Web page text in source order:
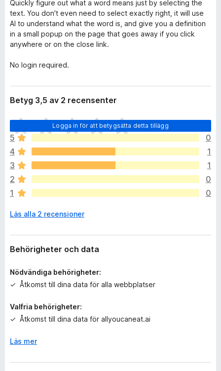
Quickly figure out what a word means just by selecting the
text. You don't even need to select exactly right, it will use
AI to understand what the word is, and give you a definition
in a small popup on the page that goes away if you click
anywhere or on the close link.
No login required.
Betyg 3,5 av 2 recensenter
Logga in för att betygsätta detta tillägg
D
e
t
f
i
n
n
s
n
a
b
t
g
n
5
0
4
1
3
1
2
0
1
0
Läs alla 2 recensioner
Behörigheter och data
Nödvändiga behörigheter:
Åtkomst till dina data för alla webbplatser
Valfria behörigheter:
Åtkomst till dina data för allyoucaneat.ai
Läs mer